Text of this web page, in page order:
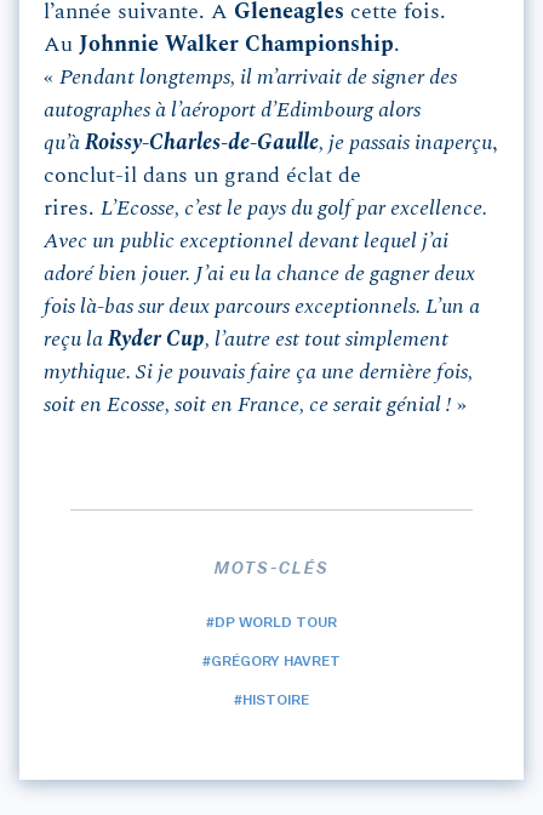
l’année suivante. A Gleneagles cette fois.
Au Johnnie Walker Championship.
« Pendant longtemps, il m’arrivait de signer des
autographes à l’aéroport d’Edimbourg alors
qu’à Roissy-Charles-de-Gaulle, je passais inaperçu,
conclut-il dans un grand éclat de
rires. L’Ecosse, c’est le pays du golf par excellence.
Avec un public exceptionnel devant lequel j’ai
adoré bien jouer. J’ai eu la chance de gagner deux
fois là-bas sur deux parcours exceptionnels. L’un a
reçu la Ryder Cup, l’autre est tout simplement
mythique. Si je pouvais faire ça une dernière fois,
soit en Ecosse, soit en France, ce serait génial ! »
MOTS-CLÉS
#DP WORLD TOUR
#GRÉGORY HAVRET
#HISTOIRE